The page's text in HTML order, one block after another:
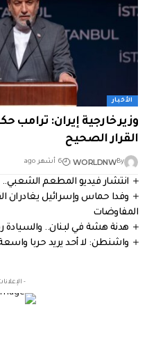
الأخبار
وزير خارجية إيران: ترامب
القرار الصحيح
By
WORLDNW 6 أشهر ago
انتشار فيديو المطعم الشعبي..
وفدا حماس وإسرائيل يغادران
المفاوضات
هدنة هشة في لبنان.. والسيادة
واشنطن: لا أحد يريد حربا
-